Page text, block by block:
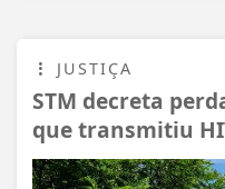
JUSTIÇA
STM decreta
que transmitiu